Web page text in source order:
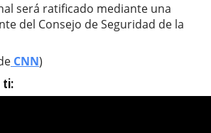
será ratificado mediante una
del Consejo de Seguridad de la
CNN)
ti: